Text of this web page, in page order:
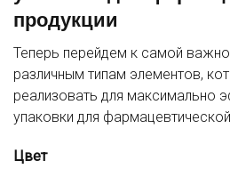
продукции
Теперь перейдем к самой
различным типам элементов,
реализовать для максимально
упаковки для
Цвет